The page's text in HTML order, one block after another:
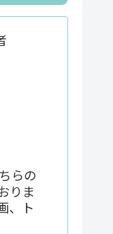
らの
りま
、ト